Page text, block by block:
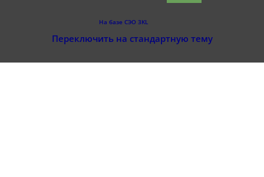
На базе СЭО 3KL
Переключить на стандартную тему